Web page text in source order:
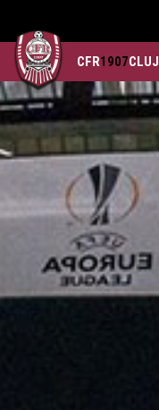
CFR1907CLUJ